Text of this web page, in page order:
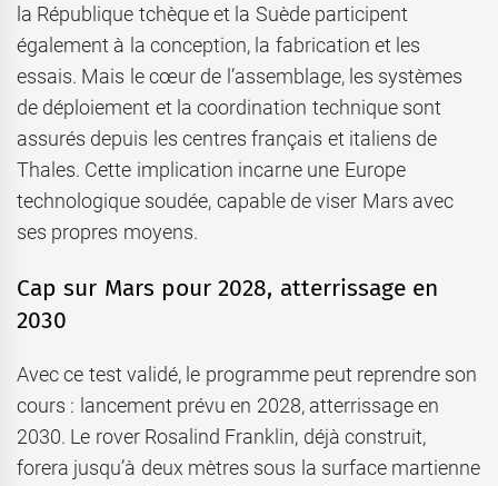
la République tchèque et la Suède participent
également à la conception, la fabrication et les
essais. Mais le cœur de l’assemblage, les systèmes
de déploiement et la coordination technique sont
assurés depuis les centres français et italiens de
Thales. Cette implication incarne une Europe
technologique soudée, capable de viser Mars avec
ses propres moyens.
Cap sur Mars pour 2028, atterrissage en
2030
Avec ce test validé, le programme peut reprendre son
cours : lancement prévu en 2028, atterrissage en
2030. Le rover Rosalind Franklin, déjà construit,
forera jusqu’à deux mètres sous la surface martienne